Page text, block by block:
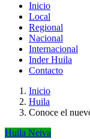
Inicio
Local
Regional
Nacional
Internacional
Inder Huila
Contacto
Inicio
Huila
Conoce el
Huila Neiva